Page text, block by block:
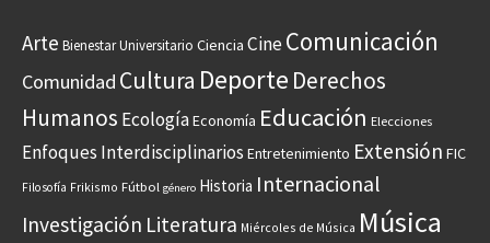
Arte Bienestar Universitario Ciencia CineComunicación
Comunidad Cultura Deporte Derechos
Humanos EcologíaEconomía Educación Elecciones
Enfoques Interdisciplinarios Entretenimiento Extensión FIC
Filosofía Frikismo Fútbol género Historia Internacional
Investigación Literatura Miércoles de Música Música